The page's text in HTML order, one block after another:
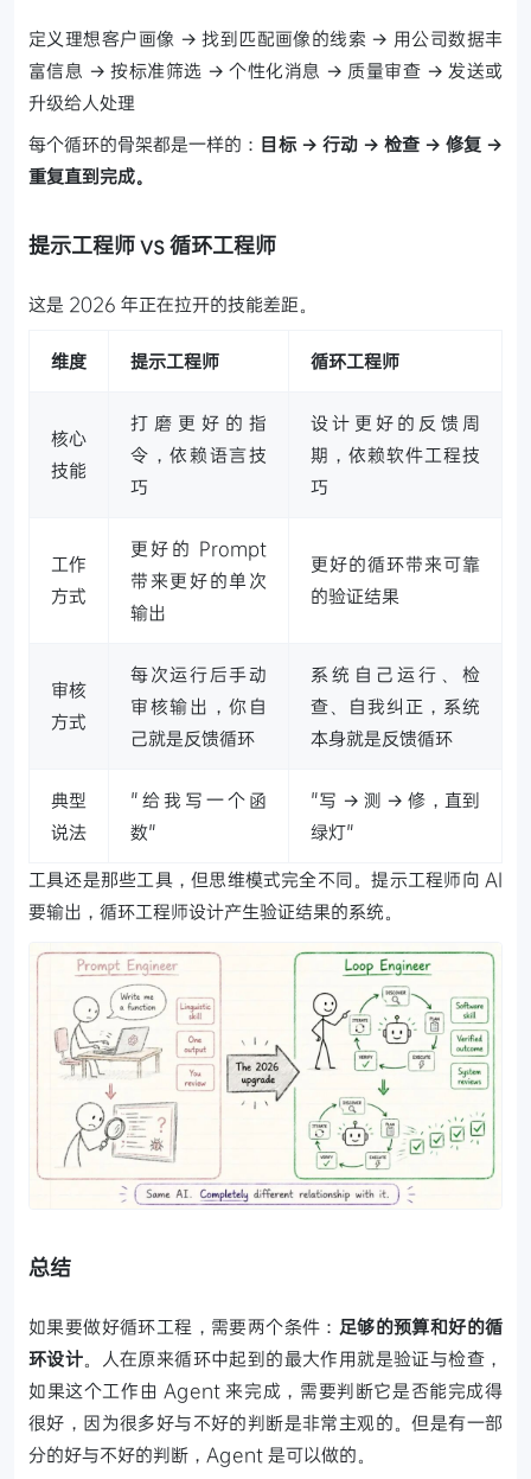
定义理想客户画像 → 找到匹配画像的线索 → 用公司数据丰
富信息 → 按标准筛选 → 个性化消息 → 质量审查 → 发送或
升级给人处理
每个循环的骨架都是一样的： 目标 → 行动 → 检查 → 修复 →
重复直到完成。
提示工程师 vs 循环工程师
这是 2026 年正在拉开的技能差距。
维度 提示工程师 循环工程师
核心
技能
打磨更好的指
令，依赖语言技
巧
设计更好的反馈周
期，依赖软件工程技
巧
工作
方式
更好的 Prompt
带来更好的单次
输出
更好的循环带来可靠
的验证结果
审核
方式
每次运行后手动
审核输出，你自
己就是反馈循环
系统自己运行、检
查、自我纠正，系统
本身就是反馈循环
典型
说法
"给我写一个函
数"
"写 → 测 → 修，直到
绿灯"
工具还是那些工具，但思维模式完全不同。提示工程师向 AI
要输出，循环工程师设计产生验证结果的系统。
总结
如果要做好循环工程，需要两个条件： 足够的预算和好的循
环设计。人在原来循环中起到的最大作用就是验证与检查，
如果这个工作由 Agent 来完成，需要判断它是否能完成得
很好，因为很多好与不好的判断是非常主观的。但是有一部
分的好与不好的判断，Agent 是可以做的。